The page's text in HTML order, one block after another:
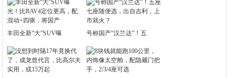
丰田全新“大”SUV曝 号称国产“汉兰达”！五